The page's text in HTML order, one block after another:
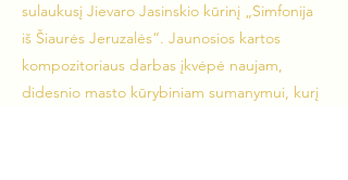
sulaukusį Jievaro Jasinskio kūrinį „Simfonija
iš Šiaurės Jeruzalės“. Jaunosios kartos
kompozitoriaus darbas įkvėpė naujam,
didesnio masto kūrybiniam sumanymui, kurį